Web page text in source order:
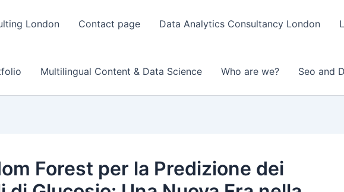
London Contact page Data Analytics Consultancy London
Multilingual Content & Data Science Who are we? Seo and
Forest per la Predizione dei